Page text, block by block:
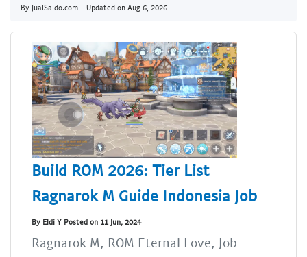
By JualSaldo.com - Updated on Aug 6, 2026
Build ROM 2026: Tier List
Ragnarok M Guide Indonesia Job
By Eldi Y Posted on 11 Jun, 2024
Ragnarok M, ROM Eternal Love, Job